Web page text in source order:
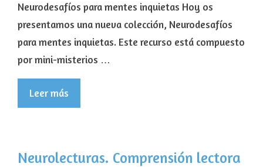
Neurodesafíos para mentes inquietas Hoy os
presentamos una nueva colección, Neurodesafíos
para mentes inquietas. Este recurso está compuesto
por mini-misterios …
Leer más
Neurolecturas. Comprensión lectora